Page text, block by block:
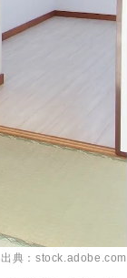
出典：stock.adobe.com